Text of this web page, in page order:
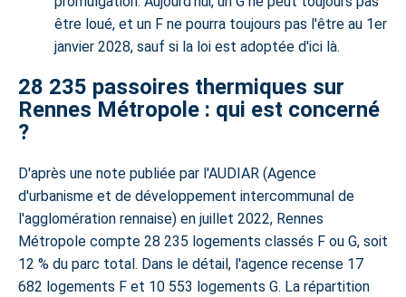
être loué, et un F ne pourra toujours pas l'être au 1er
janvier 2028, sauf si la loi est adoptée d'ici là.
28 235 passoires thermiques sur
Rennes Métropole : qui est concerné
?
D'après une note publiée par l'AUDIAR (Agence
d'urbanisme et de développement intercommunal de
l'agglomération rennaise) en juillet 2022, Rennes
Métropole compte 28 235 logements classés F ou G, soit
12 % du parc total. Dans le détail, l'agence recense 17
682 logements F et 10 553 logements G. La répartition